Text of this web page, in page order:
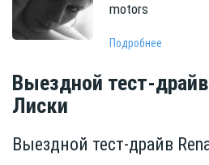
motors
Подробнее
Выездной тест-
Лиски
Выездной тест-драйв